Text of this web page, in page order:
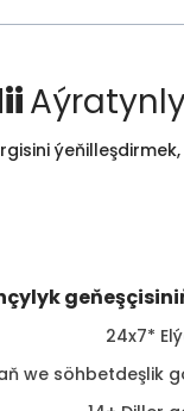
24x7*
we söhbetdeşlik